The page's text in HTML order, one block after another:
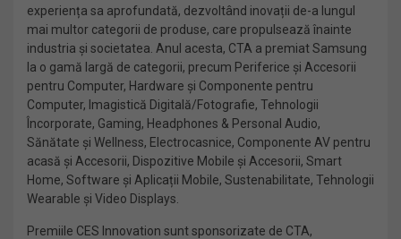
experiența sa aprofundată, dezvoltând inovații de-a lungul
mai multor categorii de produse, care propulsează înainte
industria și societatea. Anul acesta, CTA a premiat Samsung
la o gamă largă de categorii, precum Periferice și Accesorii
pentru Computer, Hardware și Componente pentru
Computer, Imagistică Digitală/Fotografie, Tehnologii
Încorporate, Gaming, Headphones & Personal Audio,
Sănătate și Wellness, Electrocasnice, Componente AV pentru
acasă și Accesorii, Dispozitive Mobile și Accesorii, Smart
Home, Software și Aplicații Mobile, Sustenabilitate, Tehnologii
Wearable și Video Displays.
Premiile CES Innovation sunt sponsorizate de CTA,